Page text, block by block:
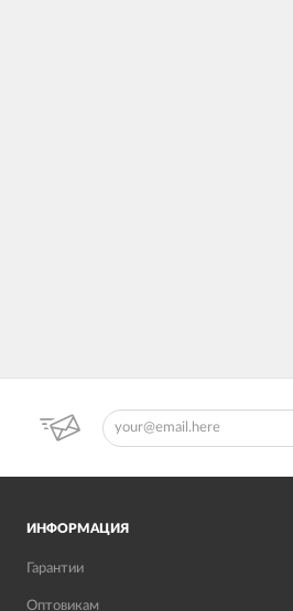
ИНФОРМАЦИЯ
Гарантии
Оптовикам